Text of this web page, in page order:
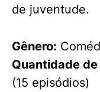
de juventude.
Gênero:
Quantidade
(15 episódios)